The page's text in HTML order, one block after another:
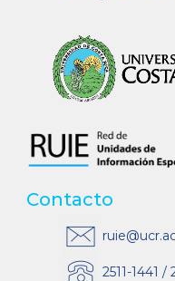
Contacto
2511-1441 /